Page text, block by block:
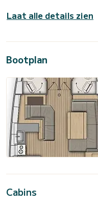
Laat alle details zien
Bootplan
Cabins